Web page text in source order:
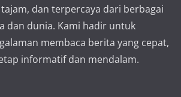
dan terpercaya dari berbagai
dan dunia. Kami hadir untuk
membaca berita yang cepat,
informatif dan mendalam.